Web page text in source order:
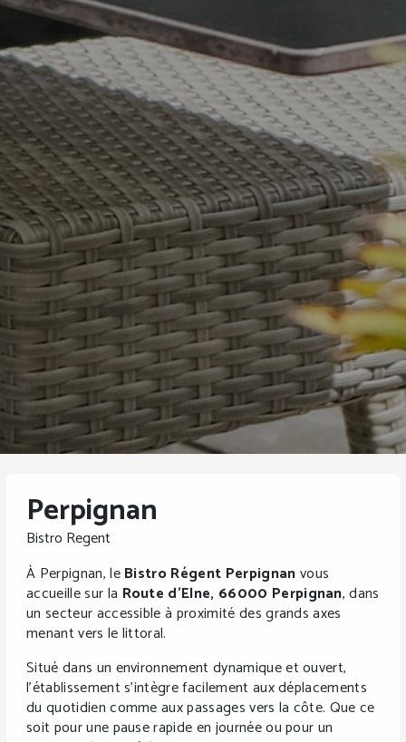
Perpignan
Bistro Regent
À Perpignan, leBistro Régent Perpignanvous
accueille sur la Route d’Elne, 66000 Perpignan, dans
un secteur accessible à proximité des grands axes
menant vers le littoral.
Situé dans un environnement dynamique et ouvert,
l’établissement s’intègre facilement aux déplacements
du quotidien comme aux passages vers la côte. Que ce
soit pour une pause rapide en journée ou pour un